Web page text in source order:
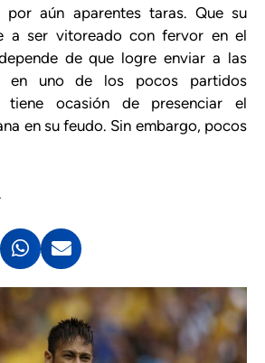
por aún aparentes taras. Que su
a ser vitoreado con fervor en el
de que logre enviar a las
en uno de los pocos partidos
tiene ocasión de presenciar el
en su feudo. Sin embargo, pocos